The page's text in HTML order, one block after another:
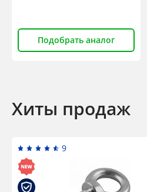
Подобрать аналог
Хиты продаж
9